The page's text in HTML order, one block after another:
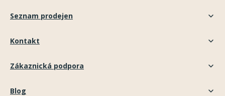
Seznam prodejen
Kontakt
Zákaznická podpora
Blog